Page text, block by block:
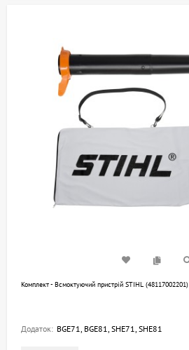
Комплект - Всмоктуючий пристрій STIHL (48117002201)
Додаток: BGE71, BGE81, SHE71, SHE81